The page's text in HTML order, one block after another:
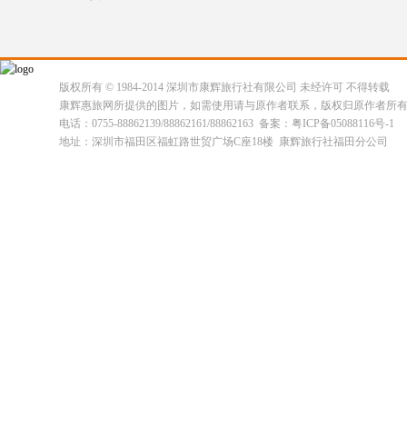
版权所有 © 1984-2014 深圳市康辉旅行社有限公司 未经许可 不得转载
康辉惠旅网所提供的图片，如需使用请与原作者联系，版权归原作者所
电话：0755-88862139/88862161/88862163 备案：粤ICP备05088116号-1
地址：深圳市福田区福虹路世贸广场C座18楼 康辉旅行社福田分公司